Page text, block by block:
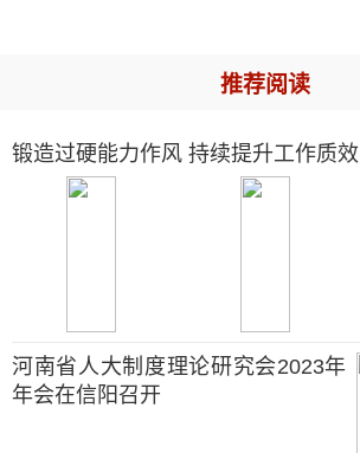
推荐阅读
锻造过硬能力作风 持续提升工作质效
河南省人大制度理论研究会2023年
年会在信阳召开